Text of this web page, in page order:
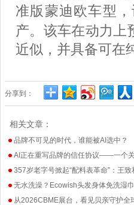
准版蒙迪欧车型
产。该车在动力上
近似，并具备可在
分享到：
相关文章：
品牌不可见的时代，谁能被AI选中？
AI正在重写品牌的信任协议——一个
357岁老字号掀起“配料表革命”：王
无水洗澡？Ecowish头发身体免洗湿
从2026CBME展台，看见贝亲守护全